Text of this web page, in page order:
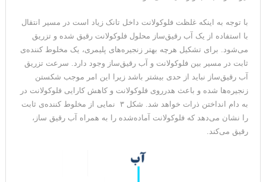
با توجه به اینکه غلظت فلوکولانت داخل تانک زیاد است در مسیر انتقال
با استفاده از یک آب رقیق‌ساز محلول فلوکولانت رقیق شده و تزریق
می‌شود. برای تشکیل هرچه بهتر زنجیره‌های پلیمری، یک مخلوط کننده‌ی
ثابت در مسیر بین فلوکولانت و آب رقیق‌ساز وجود دارد. سرعت تزریق
آب رقیق‌ساز نباید از حدی بیشتر باشد زیرا این امر موجب شکستن
زنجیره‌ها شده و باعث هدرروی فلوکولانت و کاهش کارایی فلوکولانت در
به دام انداختن ذرات خواهد شد. شکل ۳ نمایی از مخلوط کننده‌ی ثابت
را نشان می‌دهد که فلوکولانت آماده‌شده را به همراه آب رقیق ساز،
رقیق می‌کند.